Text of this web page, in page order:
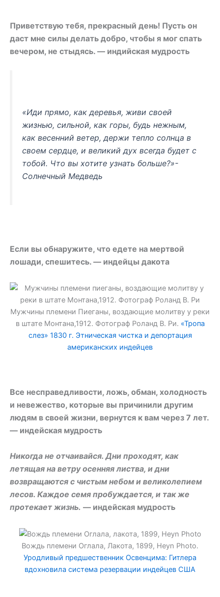
Приветствую тебя, прекрасный день! Пусть он
даст мне силы делать добро, чтобы я мог спать
вечером, не стыдясь. — индийская мудрость
«Иди прямо, как деревья, живи своей
жизнью, сильной, как горы, будь нежным,
как весенний ветер, держи тепло солнца в
своем сердце, и великий дух всегда будет с
тобой. Что вы хотите узнать больше?»-
Солнечный Медведь
Если вы обнаружите, что едете на мертвой
лошади, спешитесь. — индейцы дакота
Мужчины племени Пиеганы, воздающие молитву у реки
в штате Монтана,1912. Фотограф Роланд В. Ри. «Тропа
слез» 1830 г. Этническая чистка и депортация
американских индейцев
Все несправедливости, ложь, обман, холодность
и невежество, которые вы причинили другим
людям в своей жизни, вернутся к вам через 7 лет.
— индейская мудрость
Никогда не отчаивайся. Дни проходят, как
летящая на ветру осенняя листва, и дни
возвращаются с чистым небом и великолепием
лесов. Каждое семя пробуждается, и так же
протекает жизнь. — индейская мудрость
Вождь племени Оглала, Лакота, 1899, Heyn Photo.
Уродливый предшественник Освенцима: Гитлера
вдохновила система резервации индейцев США